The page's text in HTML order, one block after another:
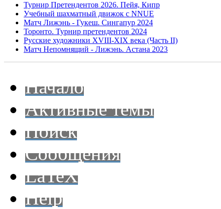
Турнир Претендентов 2026. Пейя, Кипр
Учебный шахматный движок с NNUE
Матч Лижэнь - Гукеш. Сингапур 2024
Торонто. Турнир претендентов 2024
Русские художники XVIII-XIX века (Часть II)
Матч Непомнящий - Лижэнь. Астана 2023
Начало
Активные темы
Поиск
Сообщения
LaTeX
Help